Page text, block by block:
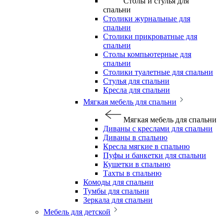
спальни
Столики журнальные для
спальни
Столики прикроватные для
спальни
Столы компьютерные для
спальни
Столики туалетные для спальни
Стулья для спальни
Кресла для спальни
Мягкая мебель для спальни
Мягкая мебель для спальни
Диваны с креслами для спальни
Диваны в спальню
Кресла мягкие в спальню
Пуфы и банкетки для спальни
Кушетки в спальню
Тахты в спальню
Комоды для спальни
Тумбы для спальни
Зеркала для спальни
Мебель для детской